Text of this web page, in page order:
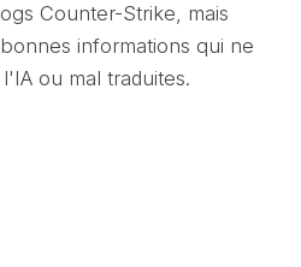
Counter-Strike, mais
informations qui ne
ou mal traduites.